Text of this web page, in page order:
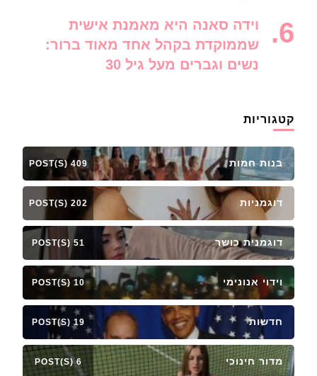
וידה סאנה היא מאמנת אישית
שממוקדת בקהל אחד מאוד ברור:
נשים וגברים מעל גיל 30
קטגוריות
בנות חמות 409 POST(S)
דוגמניות 202 POST(S)
דוגמנית כושר 51 POST(S)
וידוי אנונימי 10 POST(S)
חדשות 19 POST(S)
מדור חינוכי 6 POST(S)